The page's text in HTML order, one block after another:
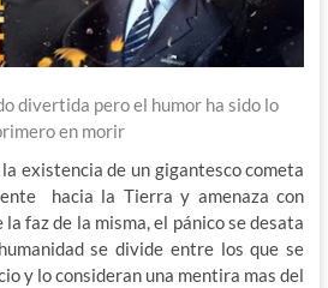
divertida pero el humor ha sido lo
en morir
existencia de un gigantesco cometa
hacia la Tierra y amenaza con
faz de la misma, el pánico se desata
se divide entre los que se
y lo consideran una mentira mas del